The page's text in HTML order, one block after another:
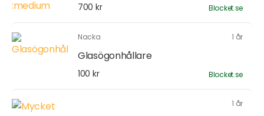
700 kr
Blocket.se
Nacka 1 år
Glasögonhållare
100 kr Blocket.se
1 år